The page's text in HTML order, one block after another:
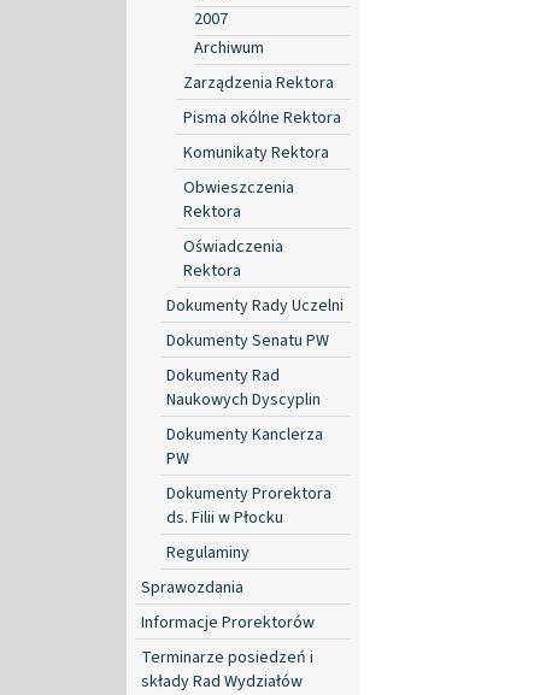
2007
Archiwum
Zarządzenia Rektora
Pisma okólne Rektora
Komunikaty Rektora
Obwieszczenia
Rektora
Oświadczenia
Rektora
Dokumenty Rady Uczelni
Dokumenty Senatu PW
Dokumenty Rad
Naukowych Dyscyplin
Dokumenty Kanclerza
PW
Dokumenty Prorektora
ds. Filii w Płocku
Regulaminy
Sprawozdania
Informacje Prorektorów
Terminarze posiedzeń i
składy Rad Wydziałów